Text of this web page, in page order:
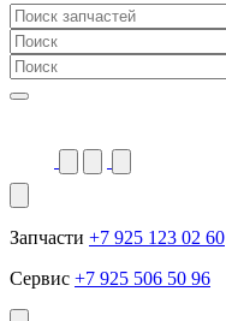
Запчасти +7 925 123 02 60
Сервис +7 925 506 50 96